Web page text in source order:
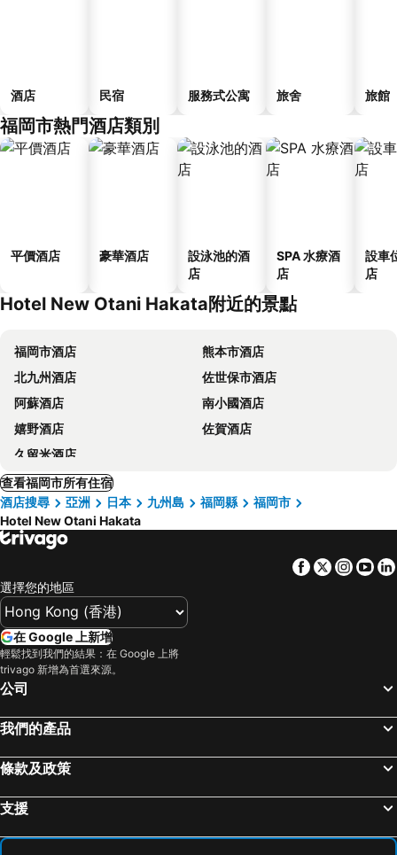
酒店 民宿 服務式公寓 旅舍 旅館
福岡市熱門酒店類別
平價酒店 豪華酒店
設泳池的酒
店
SPA 水療酒
店
設車
店
Hotel New Otani Hakata附近的景點
福岡市酒店
熊本市酒店
北九州酒店
佐世保市酒店
阿蘇酒店
南小國酒店
嬉野酒店
佐賀酒店
久留米酒店
查看福岡市所有住宿
酒店搜尋
亞洲 日本 九州島 福岡縣
福岡市
Hotel New Otani Hakata
Facebook
Twitter
選擇您的地區
在 Google 上新增
輕鬆找到我們的結果：在 Google 上將
trivago 新增為首選來源。
公司
我們的產品
條款及政策
支援